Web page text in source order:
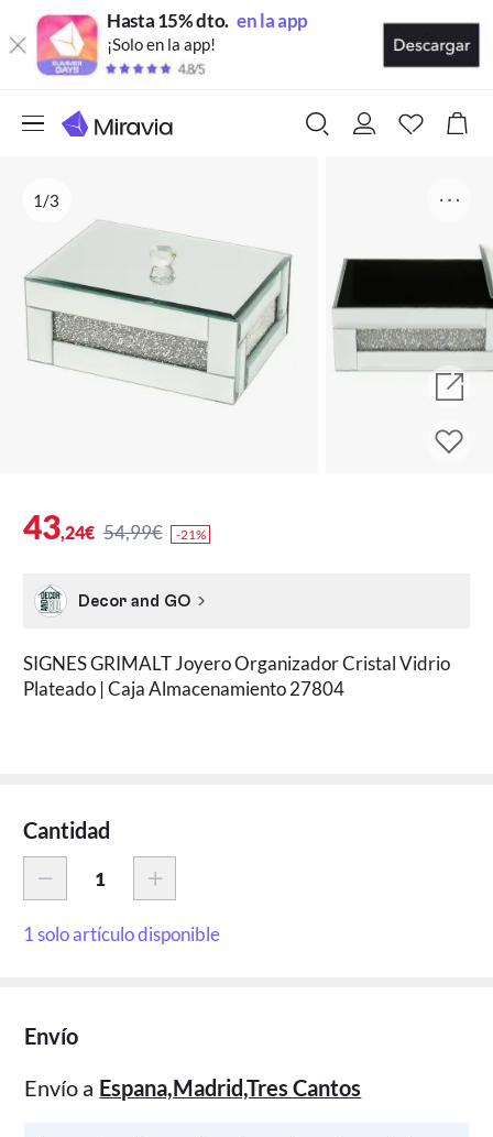
Hasta 15% dto. en la app
¡Solo en la app!
1/3
43,24€ 54,99€ -21%
Decor and GO
SIGNES GRIMALT Joyero Organizador Cristal Vidrio
Plateado | Caja Almacenamiento 27804
Cantidad
1 solo artículo disponible
Envío
Envío a Espana,Madrid,Tres Cantos